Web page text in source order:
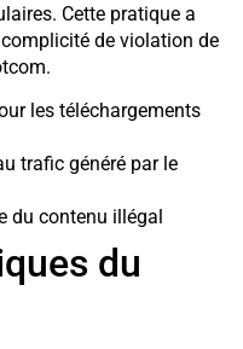
Cette pratique a
de violation de
les téléchargements
trafic généré par le
du contenu illégal
du